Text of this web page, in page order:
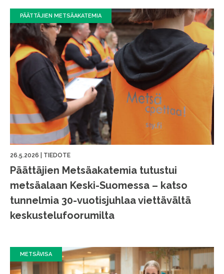
PÄÄTTÄJIEN METSÄAKATEMIA
26.5.2026 TIEDOTE
Päättäjien Metsäakatemia tutustui
metsäalaan Keski-Suomessa – katso
tunnelmia 30-vuotisjuhlaa viettävältä
keskustelufoorumilta
METSÄVISA